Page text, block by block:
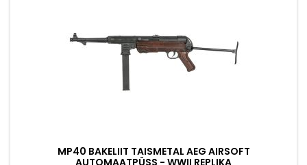
MP40 BAKELIIT TAISMETAL AEG AIRSOFT
AUTOMAATPÜSS - WWII REPLIKA